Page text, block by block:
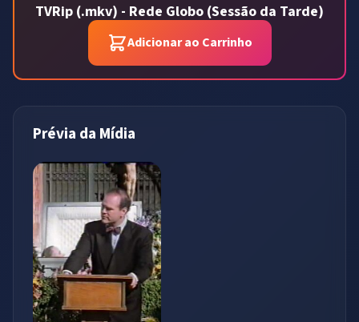
TVRip (.mkv) - Rede Globo (Sessão da Tarde)
Adicionar ao Carrinho
Prévia da Mídia